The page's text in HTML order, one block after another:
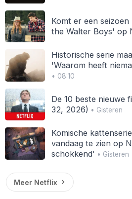
Komt er een
the Walter Boys' op
Historische serie
'Waarom heeft
• 08:10
De 10 beste nieuwe
32, 2026) • Gisteren
Komische
vandaag te zien op
schokkend' • Gisteren
Meer Netflix